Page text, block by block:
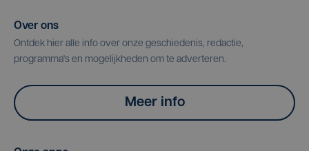
Over ons
Ontdek hier alle info over onze geschiedenis, redactie,
programma's en mogelijkheden om te adverteren.
Meer info